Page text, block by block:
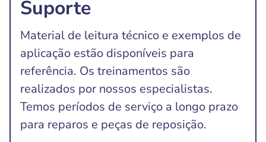
Suporte
Material de leitura técnico e exemplos de
aplicação estão disponíveis para
referência. Os treinamentos são
realizados por nossos especialistas.
Temos períodos de serviço a longo prazo
para reparos e peças de reposição.